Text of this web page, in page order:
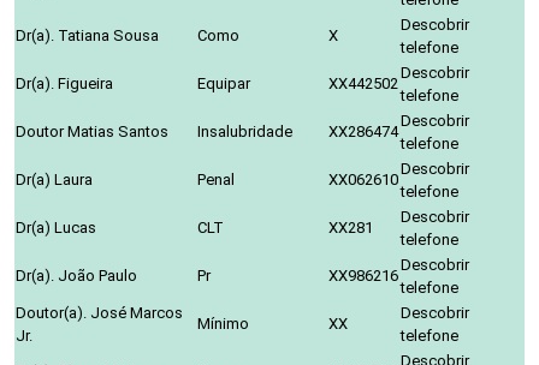
Dr(a). Tatiana Sousa
Como X
Descobrir
telefone
Dr(a). Figueira
Equipar XX442502
Descobrir
telefone
Doutor Matias Santos
Insalubridade XX286474
Descobrir
telefone
Dr(a) Laura
Penal XX062610
Descobrir
telefone
Dr(a) Lucas
CLT XX281
Descobrir
telefone
Dr(a). João Paulo
Pr XX986216
Descobrir
telefone
Doutor(a). José Marcos
Jr.
Mínimo XX
Descobrir
telefone
Descobrir